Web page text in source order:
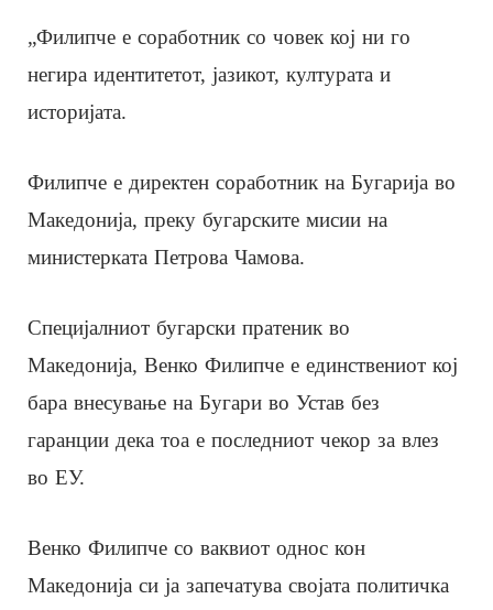
„Филипче е соработник со човек кој ни го
негира идентитетот, јазикот, културата и
историјата.
Филипче е директен соработник на Бугарија во
Македонија, преку бугарските мисии на
министерката Петрова Чамова.
Специјалниот бугарски пратеник во
Македонија, Венко Филипче е единствениот кој
бара внесување на Бугари во Устав без
гаранции дека тоа е последниот чекор за влез
во ЕУ.
Венко Филипче со ваквиот однос кон
Македонија си ја запечатува својата политичка